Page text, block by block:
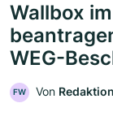
Wallbox
WEG-
FW Von